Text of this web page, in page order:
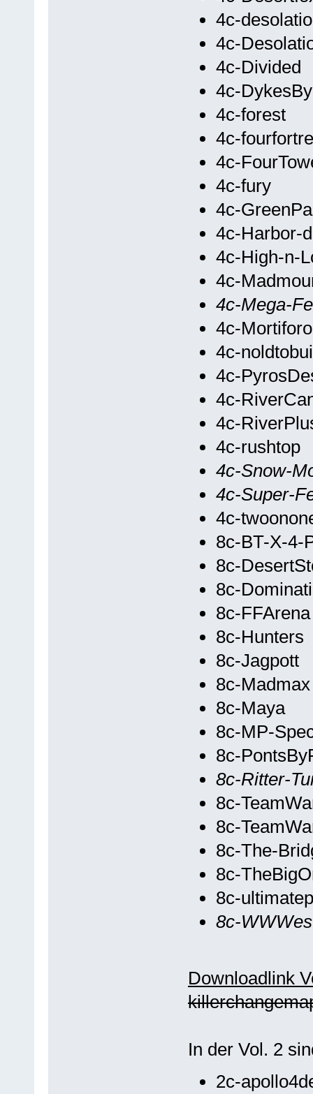
4c-
4c-
4c-Divided
4c-
4c-forest
4c-
4c-
4c-fury
4c-
4c-Harbor-
4c-High-n-
4c-
4c-Mega-
4c-
4c-
4c-
4c-
4c-
4c-rushtop
4c-Snow-
4c-Super-
4c-
8c-BT-X-4-
8c-
8c-
8c-FFArena
8c-Hunters
8c-Jagpott
8c-Madmax
8c-Maya
8c-MP-
8c-
8c-Ritter-
8c-
8c-
8c-The-
8c-
8c-
8c-
Downloadlink
In der Vol. 2
2c-